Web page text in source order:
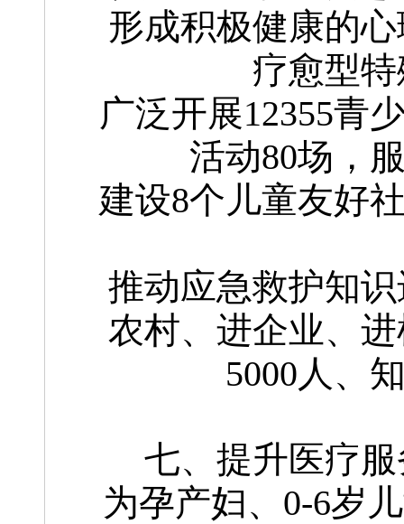
形成积极健康的
疗愈型
广泛开展12355青
活动80场，
建设8个儿童友好
推动应急救护知
农村、进企业、
5000人、
七、提升医疗
为孕产妇、0-6岁